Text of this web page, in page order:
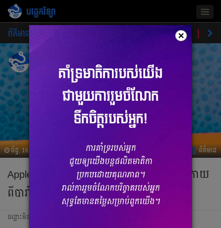
បច្ចេកវិទ្យា
ព័ត៌មាន ផលិតផលថ្មី ហាងឆេងផលិតផល ចំណ
ច័ន្ទ, 16 តុលា 2023 07:46 ព័ត៌មាន
Apple អះអាងថា iPhone 12 មានសុវត្ថិភាព ក្រោយ
ពីបារាំងថាទូរស័ព្ទនេះមាន វិទ្យុសកម្មខ្ពស់
ចន្លោះមិនឃើញ
×